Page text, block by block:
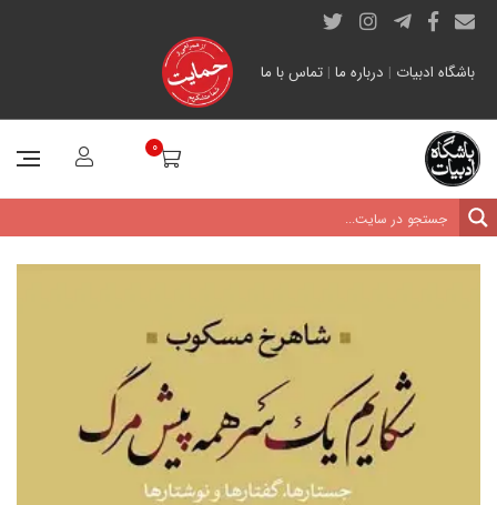
باشگاه ادبیات | درباره ما | تماس با ما
0